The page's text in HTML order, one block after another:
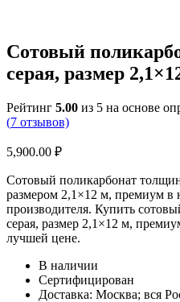
Сотовый
серая, размер
Рейтинг 5.00 из 5 на основе
(7 отзывов)
5,900.00 ₽
Сотовый поликарбонат
размером 2,1×12 м, премиум в
производителя. Купить
серая, размер 2,1×12 м,
лучшей цене.
В наличии
Сертифицирован
Доставка: Москва; вся